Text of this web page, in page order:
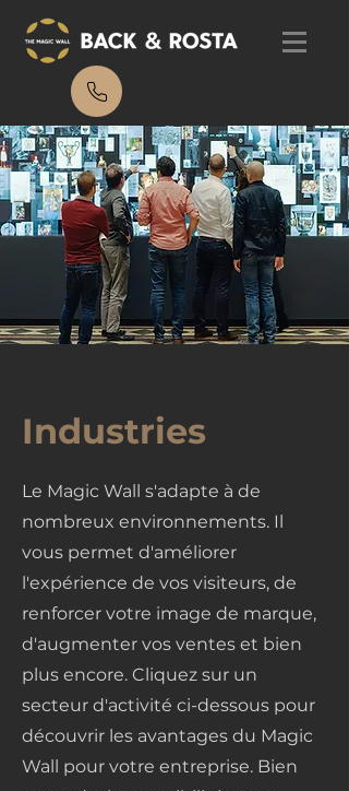
Industries
Le Magic Wall s'adapte à de
nombreux environnements. Il
vous permet d'améliorer
l'expérience de vos visiteurs, de
renforcer votre image de marque,
d'augmenter vos ventes et bien
plus encore. Cliquez sur un
secteur d'activité ci-dessous pour
découvrir les avantages du Magic
Wall pour votre entreprise. Bien